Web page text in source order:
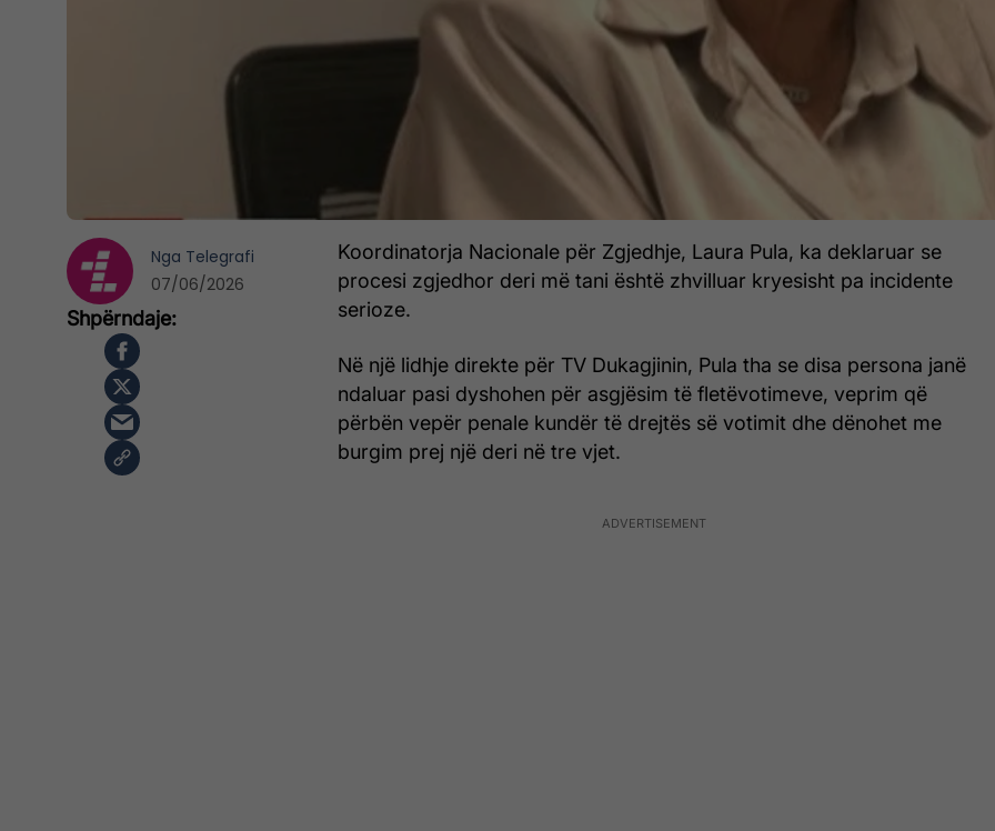
Koordinatorja Nacionale për Zgjedhje, Laura Pula, ka deklaruar se
procesi zgjedhor deri më tani është zhvilluar kryesisht pa incidente
serioze.
Në një lidhje direkte për TV Dukagjinin, Pula tha se disa persona janë
ndaluar pasi dyshohen për asgjësim të fletëvotimeve, veprim që
përbën vepër penale kundër të drejtës së votimit dhe dënohet me
burgim prej një deri në tre vjet.
Nga Telegrafi
07/06/2026